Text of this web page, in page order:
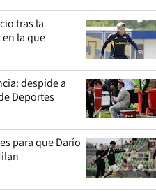
tras la
la que
despide a
Deportes
para que Darío